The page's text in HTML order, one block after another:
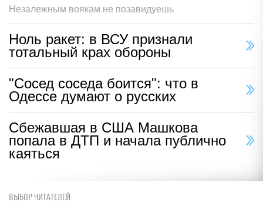
Незалежным воякам не позавидуешь
Ноль ракет: в ВСУ признали
тотальный крах обороны
"Сосед соседа боится": что в
Одессе думают о русских
Сбежавшая в США Машкова
попала в ДТП и начала публично
каяться
ВЫБОР ЧИТАТЕЛЕЙ